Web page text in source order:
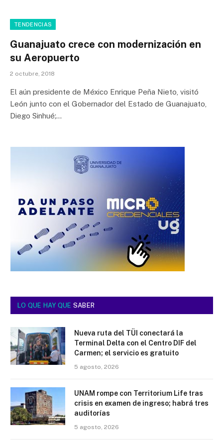
TENDENCIAS
Guanajuato crece con modernización en
su Aeropuerto
2 octubre, 2018
El aún presidente de México Enrique Peña Nieto, visitó
León junto con el Gobernador del Estado de Guanajuato,
Diego Sinhué;…
LO QUE HAY QUE SABER
Nueva ruta del TÜI conectará la
Terminal Delta con el Centro DIF del
Carmen; el servicio es gratuito
5 agosto, 2026
UNAM rompe con Territorium Life tras
crisis en examen de ingreso; habrá tres
auditorías
5 agosto, 2026